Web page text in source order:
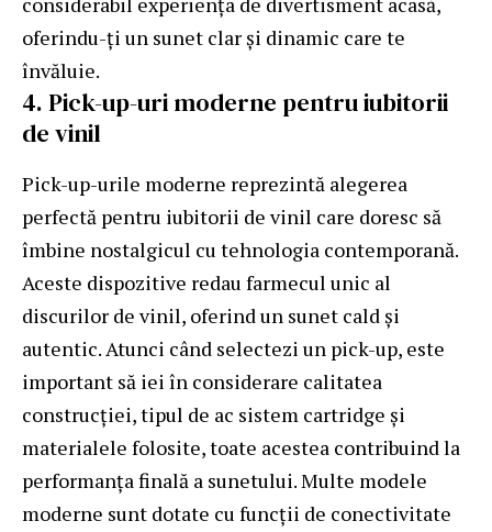
oferindu-ți un sunet clar și dinamic care te
învăluie.
4. Pick-up-uri moderne pentru iubitorii
de vinil
Pick-up-urile moderne reprezintă alegerea
perfectă pentru iubitorii de vinil care doresc să
îmbine nostalgicul cu tehnologia contemporană.
Aceste dispozitive redau farmecul unic al
discurilor de vinil, oferind un sunet cald și
autentic. Atunci când selectezi un pick-up, este
important să iei în considerare calitatea
construcției, tipul de ac sistem cartridge și
materialele folosite, toate acestea contribuind la
performanța finală a sunetului. Multe modele
moderne sunt dotate cu funcții de conectivitate